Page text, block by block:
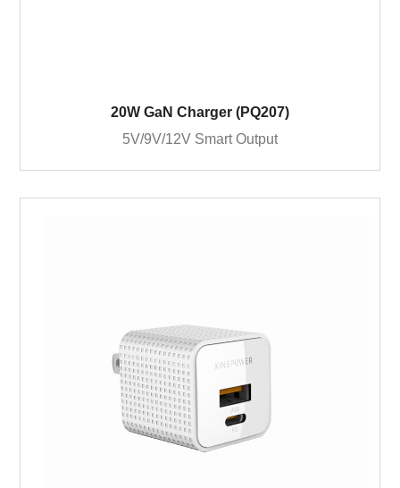
20W GaN Charger (PQ207)
5V/9V/12V Smart Output